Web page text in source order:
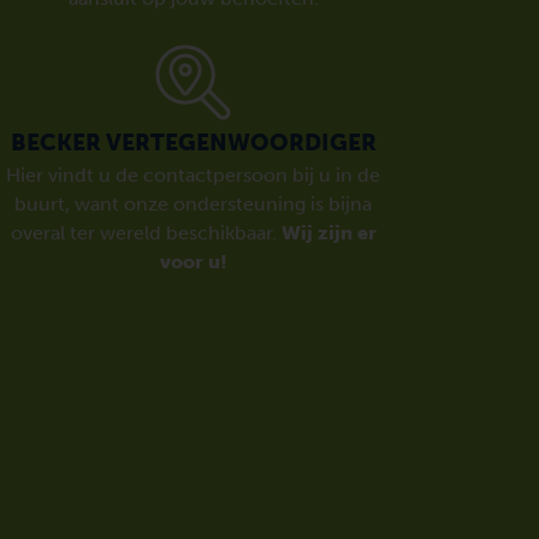
BECKER VERTEGENWOORDIGER
Hier vindt u de contactpersoon bij u in de
buurt, want onze ondersteuning is bijna
overal ter wereld beschikbaar. Wij zijn er
voor u!